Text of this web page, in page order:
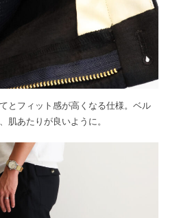
とフィット感が高くなる仕様。ベル
肌あたりが良いように。